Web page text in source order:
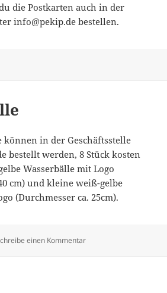
die Postkarten auch in der
info@pekip.de bestellen.
können in der Geschäftsstelle
bestellt werden, 8 Stück kosten
Wasserbälle mit Logo
cm) und kleine weiß-gelbe
(Durchmesser ca. 25cm).
einen Kommentarzu Wasserbälle